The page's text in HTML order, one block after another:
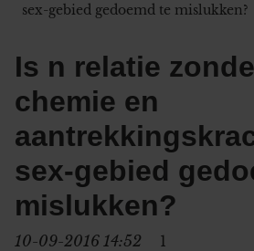
sex-gebied gedoemd te mislukken?
Is n relatie
chemie en
sex-gebied
mislukken?
10-09-2016 14:52 1